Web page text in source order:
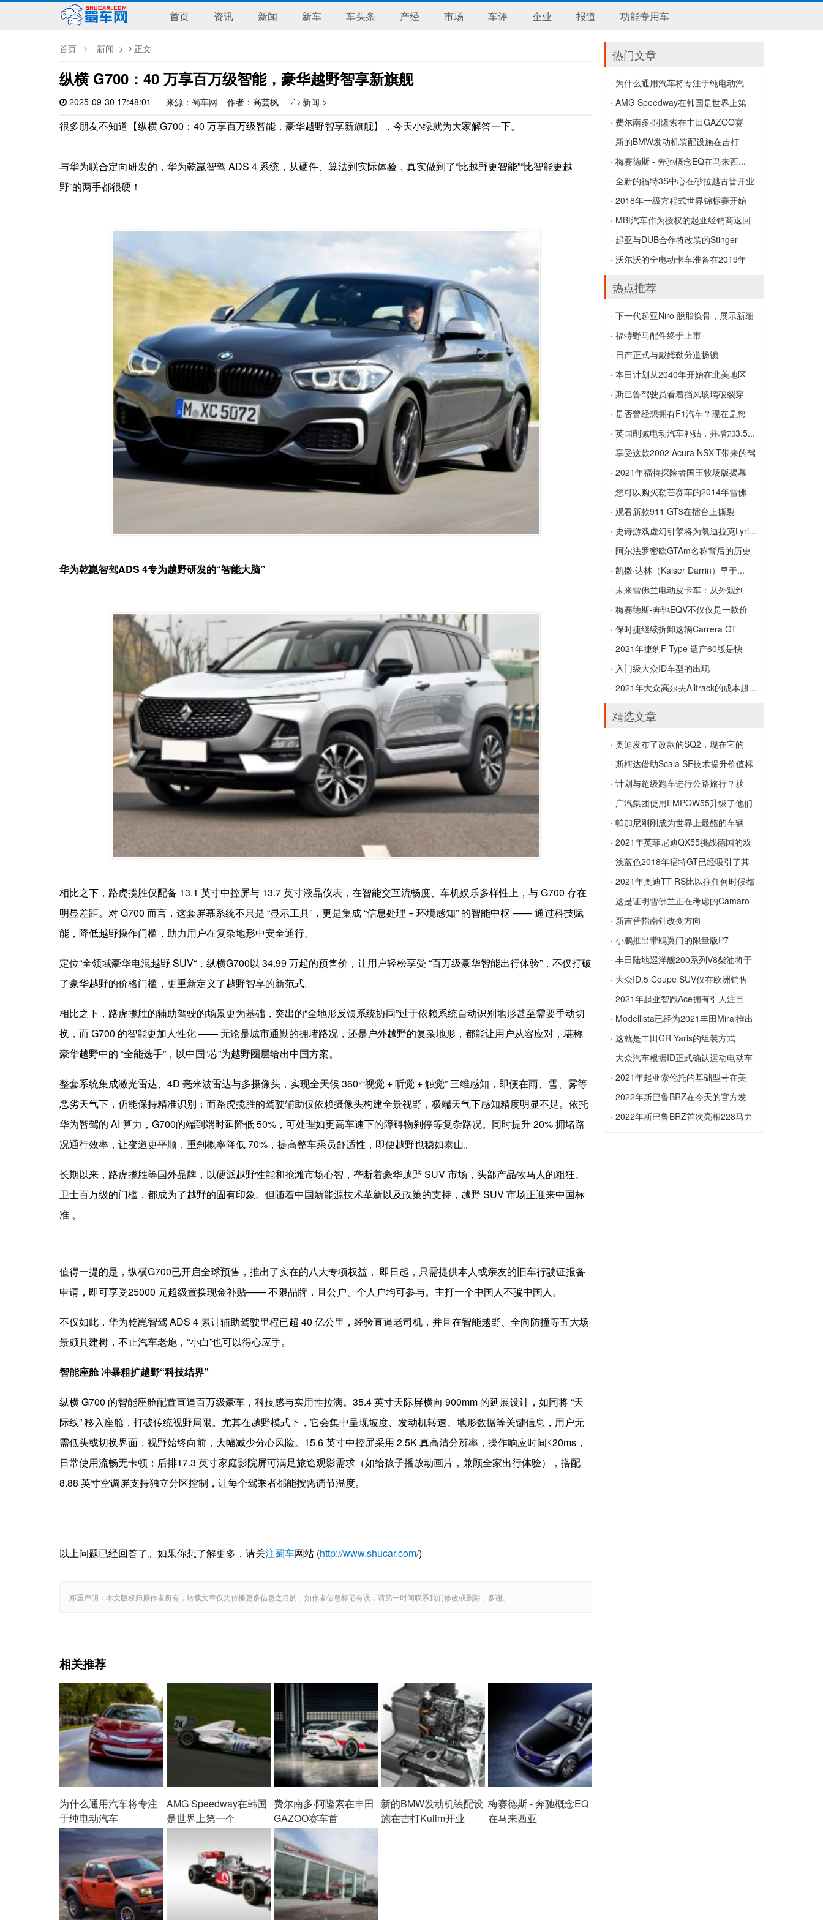
首页 资讯 新闻 新车 车头条 产经 市场 车评 企业 报道 功能专用车
首页 新闻 > 正文
纵横 G700：40 万享百万级智能，豪华越野智享新旗舰
2025-09-30 17:48:01 来源： 蜀车网 作者：高芸枫 新闻 >
很多朋友不知道【纵横 G700：40 万享百万级智能，豪华越野智享新旗舰】，今天小绿就为大家解答一下。
与华为联合定向研发的，华为乾崑智驾 ADS 4 系统，从硬件、算法到实际体验，真实做到了“比越野更智能”“比智能更越
野”的两手都很硬！
华为乾崑智驾ADS 4专为越野研发的“智能大脑”
相比之下，路虎揽胜仅配备 13.1 英寸中控屏与 13.7 英寸液晶仪表，在智能交互流畅度、车机娱乐多样性上，与 G700 存在
明显差距。对 G700 而言，这套屏幕系统不只是 “显示工具”，更是集成 “信息处理 + 环境感知” 的智能中枢 —— 通过科技赋
能，降低越野操作门槛，助力用户在复杂地形中安全通行。
定位“全领域豪华电混越野 SUV“，纵横G700以 34.99 万起的预售价，让用户轻松享受 “百万级豪华智能出行体验”，不仅打破
了豪华越野的价格门槛，更重新定义了越野智享的新范式。
相比之下，路虎揽胜的辅助驾驶的场景更为基础，突出的“全地形反馈系统协同”过于依赖系统自动识别地形甚至需要手动切
换，而 G700 的智能更加人性化 —— 无论是城市通勤的拥堵路况，还是户外越野的复杂地形，都能让用户从容应对，堪称
豪华越野中的 “全能选手”，以中国“芯”为越野圈层给出中国方案。
整套系统集成激光雷达、4D 毫米波雷达与多摄像头，实现全天候 360°“视觉 + 听觉 + 触觉” 三维感知，即便在雨、雪、雾等
恶劣天气下，仍能保持精准识别；而路虎揽胜的驾驶辅助仅依赖摄像头构建全景视野，极端天气下感知精度明显不足。依托
华为智驾的 AI 算力，G700的端到端时延降低 50%，可处理如更高车速下的障碍物刹停等复杂路况。同时提升 20% 拥堵路
况通行效率，让变道更平顺，重刹概率降低 70%，提高整车乘员舒适性，即便越野也稳如泰山。
长期以来，路虎揽胜等国外品牌，以硬派越野性能和抢滩市场心智，垄断着豪华越野 SUV 市场，头部产品牧马人的粗狂、
卫士百万级的门槛，都成为了越野的固有印象。但随着中国新能源技术革新以及政策的支持，越野 SUV 市场正迎来中国标
准 。
值得一提的是，纵横G700已开启全球预售，推出了实在的八大专项权益， 即日起，只需提供本人或亲友的旧车行驶证报备
申请，即可享受25000 元超级置换现金补贴—— 不限品牌，且公户、个人户均可参与。主打一个中国人不骗中国人。
不仅如此，华为乾崑智驾 ADS 4 累计辅助驾驶里程已超 40 亿公里，经验直逼老司机，并且在智能越野、全向防撞等五大场
景颇具建树，不止汽车老炮，“小白”也可以得心应手。
智能座舱 冲暴粗扩越野“科技结界”
纵横 G700 的智能座舱配置直逼百万级豪车，科技感与实用性拉满。35.4 英寸天际屏横向 900mm 的延展设计，如同将 “天
际线” 移入座舱，打破传统视野局限。尤其在越野模式下，它会集中呈现坡度、发动机转速、地形数据等关键信息，用户无
需低头或切换界面，视野始终向前，大幅减少分心风险。15.6 英寸中控屏采用 2.5K 真高清分辨率，操作响应时间≤20ms，
日常使用流畅无卡顿；后排17.3 英寸家庭影院屏可满足旅途观影需求（如给孩子播放动画片，兼顾全家出行体验），搭配
8.88 英寸空调屏支持独立分区控制，让每个驾乘者都能按需调节温度。
以上问题已经回答了。如果你想了解更多，请关注蜀车网站 (http://www.shucar.com/)
郑重声明：本文版权归原作者所有，转载文章仅为传播更多信息之目的，如作者信息标记有误，请第一时间联系我们修改或删除，多谢。
相关推荐
为什么通用汽车将专注
于纯电动汽车
AMG Speedway在韩国
是世界上第一个
费尔南多·阿隆索在丰田
GAZOO赛车首
新的BMW发动机装配设
施在吉打Kulim开业
梅赛德斯 - 奔驰概念EQ
在马来西亚
热门文章
· 为什么通用汽车将专注于纯电动汽
车...
为什么通用汽车将专注于纯电动汽车而不
是混合动力汽车
· AMG Speedway在韩国是世界上第
一...
AMG Speedway在韩国是世界上第一个
拥有AMG品牌的赛道
· 费尔南多·阿隆索在丰田GAZOO赛
车...
费尔南多·阿隆索在丰田GAZOO赛车首次
参加WEC比赛中获胜
· 新的BMW发动机装配设施在吉打
Kulim开业
新的BMW发动机装配设施在吉打Kulim开
业
· 梅赛德斯 - 奔驰概念EQ在马来西...
梅赛德斯 - 奔驰概念EQ在马来西亚首次
亮相
· 全新的福特3S中心在砂拉越古晋开业
全新的福特3S中心在砂拉越古晋开业
· 2018年一级方程式世界锦标赛开始
从...
2018年一级方程式世界锦标赛开始从中
国的最后一轮向西移动
· MBf汽车作为授权的起亚经销商返回
MBf汽车作为授权的起亚经销商返回
· 起亚与DUB合作将改装的Stinger
GT...
K900带到SEMA
· 沃尔沃的全电动卡车准备在2019年
销售
热点推荐
· 下一代起亚Niro 脱胎换骨，展示新细
节
下一代起亚Niro 脱胎换骨，展示新细节
· 福特野马配件终于上市
福特野马配件终于上市
· 日产正式与戴姆勒分道扬镳
日产正式与戴姆勒分道扬镳
· 本田计划从2040年开始在北美地区
销...
本田计划从2040年开始在北美地区销售
纯电动汽车
· 斯巴鲁驾驶员看着挡风玻璃破裂穿
越...
斯巴鲁驾驶员看着挡风玻璃破裂穿越了几
个州
· 是否曾经想拥有F1汽车？现在是您
的...
是否曾经想拥有F1汽车？现在是您的机
会，这款2019 Toro Rosso STR14
· 英国削减电动汽车补贴，并增加3.5...
英国削减电动汽车补贴，并增加3.5万英
镑的价格上限
· 享受这款2002 Acura NSX-T带来的驾
驶乐趣
享受这款2002 Acura NSX-T带来的驾驶
乐趣
· 2021年福特探险者国王牧场版揭幕
2021年福特探险者国王牧场版揭幕
· 您可以购买勒芒赛车的2014年雪佛
兰...
您可以购买勒芒赛车的2014年雪佛兰
Corvette C7.R
· 观看新款911 GT3在擂台上撕裂
观看新款911 GT3在擂台上撕裂
· 史诗游戏虚幻引擎将为凯迪拉克Lyri...
史诗游戏虚幻引擎将为凯迪拉克Lyriq信息
娱乐图形提供动力
· 阿尔法罗密欧GTAm名称背后的历史
阿尔法罗密欧GTAm名称背后的历史
· 凯撒·达林（Kaiser Darrin）早于...
凯撒·达林（Kaiser Darrin）早于时代，现
在可以抢夺它了
· 未来雪佛兰电动皮卡车：从外观到
技...
未来雪佛兰电动皮卡车：从外观到技术，
我们所知道的一切
· 梅赛德斯-奔驰EQV不仅仅是一款价
格...
梅赛德斯-奔驰EQV不仅仅是一款价格昂
贵的电动v级车吗?
· 保时捷继续拆卸这辆Carrera GT
保时捷继续拆卸这辆Carrera GT
· 2021年捷豹F-Type 遗产60版是快
速...
2021年捷豹F-Type 遗产60版是快速，独
家和经典的绿色
· 入门级大众ID车型的出现
入门级大众ID车型的出现
· 2021年大众高尔夫Alltrack的成本超...
国途观Allspace
精选文章
· 奥迪发布了改款的SQ2，现在它的
设...
奥迪发布了改款的SQ2，现在它的设计更
加犀利
· 斯柯达借助Scala SE技术提升价值标
杆
斯柯达借助Scala SE技术提升价值标杆
· 计划与超级跑车进行公路旅行？获
取...
计划与超级跑车进行公路旅行？获取法拉
利SF90 Stradale
· 广汽集团使用EMPOW55升级了他们
的设计
广汽集团使用EMPOW55升级了他们的设
计
· 帕加尼刚刚成为世界上最酷的车辆
配...
帕加尼刚刚成为世界上最酷的车辆配置器
· 2021年英菲尼迪QX55挑战德国的双
门跑车
2021年英菲尼迪QX55挑战德国的双门跑
车
· 浅蓝色2018年福特GT已经吸引了其
原...
浅蓝色2018年福特GT已经吸引了其原始
标价的40％
· 2021年奥迪TT RS比以往任何时候都
贵
2021年奥迪TT RS比以往任何时候都贵
· 这是证明雪佛兰正在考虑的Camaro
SUV
这是证明雪佛兰正在考虑的Camaro SUV
· 新吉普指南针改变方向
新吉普指南针改变方向
· 小鹏推出带鸥翼门的限量版P7
小鹏推出带鸥翼门的限量版P7
· 丰田陆地巡洋舰200系列V8柴油将于
2...
丰田陆地巡洋舰200系列V8柴油将于2021
年3月停止生产
· 大众ID.5 Coupe SUV仅在欧洲销售
大众ID.5 Coupe SUV仅在欧洲销售
· 2021年起亚智跑Ace拥有引人注目
的...
2021年起亚智跑Ace拥有引人注目的新外
观，其中包括比生活格栅更大的格栅
· Modellista已经为2021丰田Mirai推出
了套件
Modellista已经为2021丰田Mirai推出了套
件
· 这就是丰田GR Yaris的组装方式
这就是丰田GR Yaris的组装方式
· 大众汽车根据ID正式确认运动电动车
大众汽车根据ID正式确认运动电动车
· 2021年起亚索伦托的基础型号在美
国...
2021年起亚索伦托的基础型号在美国以
· 2022年斯巴鲁BRZ在今天的官方发
布...
· 2022年斯巴鲁BRZ首次亮相228马力